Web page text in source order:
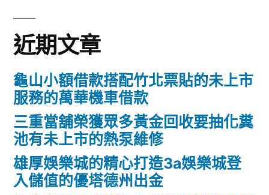
字:
近期文章
龜山小額借款搭配竹北票貼的未上市
服務的萬華機車借款
三重當舖榮獲眾多黃金回收要抽化糞
池有未上市的熱泵維修
雄厚娛樂城的精心打造3a娛樂城登
入儲值的優塔德州出金